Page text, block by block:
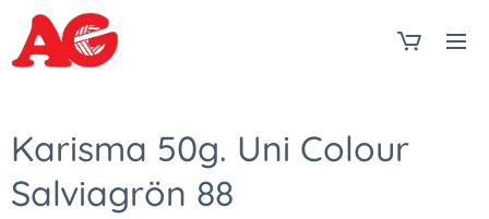
Karisma 50g. Uni Colour
Salviagrön 88